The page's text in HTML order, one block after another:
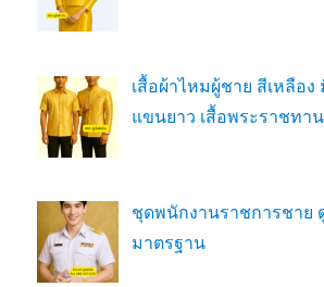
เสื้อผ้าไหมผู้ชาย สีเหลือ
แขนยาว เสื้อพระราชทาน
ชุดพนักงานราชการชาย
มาตรฐาน